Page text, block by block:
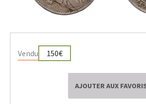
Vendu 150€
AJOUTER AUX